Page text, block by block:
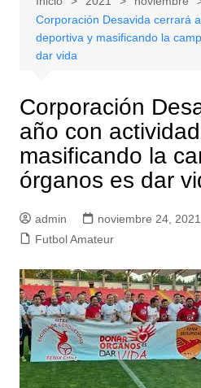
Corporación Desavida cerrará
deportiva y masificando la
dar vida
Corporación
año con
masificando la
órganos es dar
admin noviembre 24, 2021
Futbol Amateur